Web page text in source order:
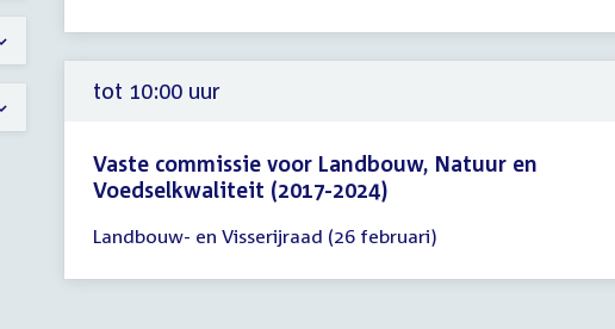
09:00
-
23:59
tot 10:00 uur
Vaste commissie voor Landbouw, Natuur en
Voedselkwaliteit (2017-2024)
vergadering
tot
Landbouw- en Visserijraad (26 februari)